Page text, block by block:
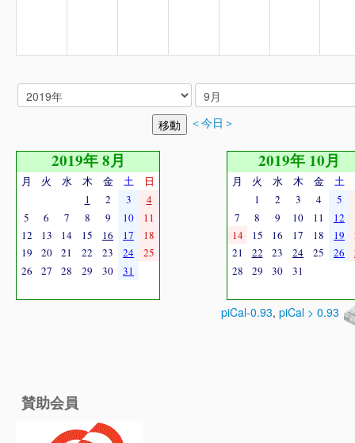
＜今日＞
2019年 8月
月 火 水 木 金 土
日
1
2 3
4
5
6 7 8 9 10
11
12
13 14 15 16 17
18
19
20 21 22 23 24
25
26
27 28 29 30 31
2019年 10月
月 火 水 木 金 土
1
2 3 4
5
7
8 9 10 11 12
14
15 16 17 18 19
21
22 23 24 25 26
28
29 30 31
piCal-0.93, piCal > 0.93
賛助会員